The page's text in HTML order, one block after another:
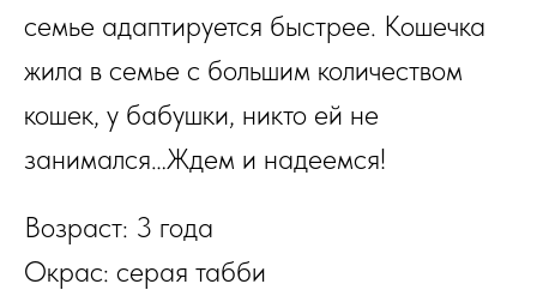
семье адаптируется быстрее. Кошечка
жила в семье с большим количеством
кошек, у бабушки, никто ей не
занимался…Ждем и надеемся!
Возраст: 3 года
Окрас: серая табби